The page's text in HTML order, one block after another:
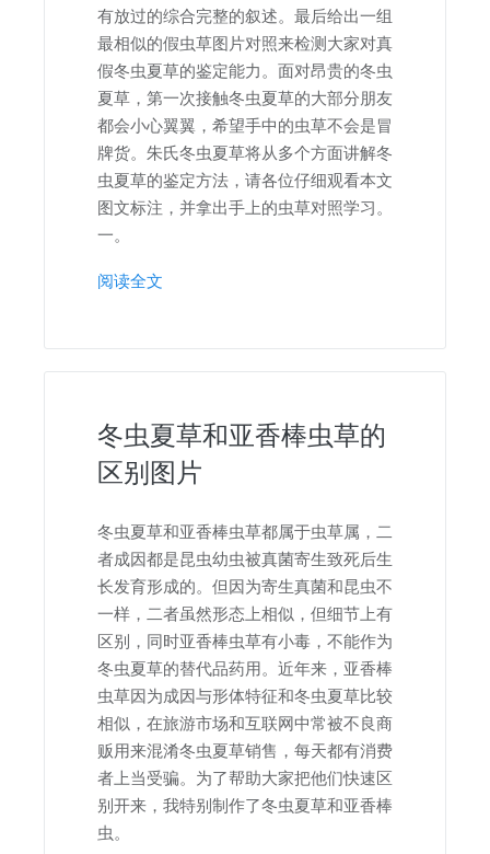
有放过的综合完整的叙述。最后给出一组
最相似的假虫草图片对照来检测大家对真
假冬虫夏草的鉴定能力。面对昂贵的冬虫
夏草，第一次接触冬虫夏草的大部分朋友
都会小心翼翼，希望手中的虫草不会是冒
牌货。朱氏冬虫夏草将从多个方面讲解冬
虫夏草的鉴定方法，请各位仔细观看本文
图文标注，并拿出手上的虫草对照学习。
一。
阅读全文
冬虫夏草和亚香棒虫草的
区别图片
冬虫夏草和亚香棒虫草都属于虫草属，二
者成因都是昆虫幼虫被真菌寄生致死后生
长发育形成的。但因为寄生真菌和昆虫不
一样，二者虽然形态上相似，但细节上有
区别，同时亚香棒虫草有小毒，不能作为
冬虫夏草的替代品药用。近年来，亚香棒
虫草因为成因与形体特征和冬虫夏草比较
相似，在旅游市场和互联网中常被不良商
贩用来混淆冬虫夏草销售，每天都有消费
者上当受骗。为了帮助大家把他们快速区
别开来，我特别制作了冬虫夏草和亚香棒
虫。